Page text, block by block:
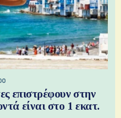
επιστρέφουν στην
είναι στο 1 εκατ.